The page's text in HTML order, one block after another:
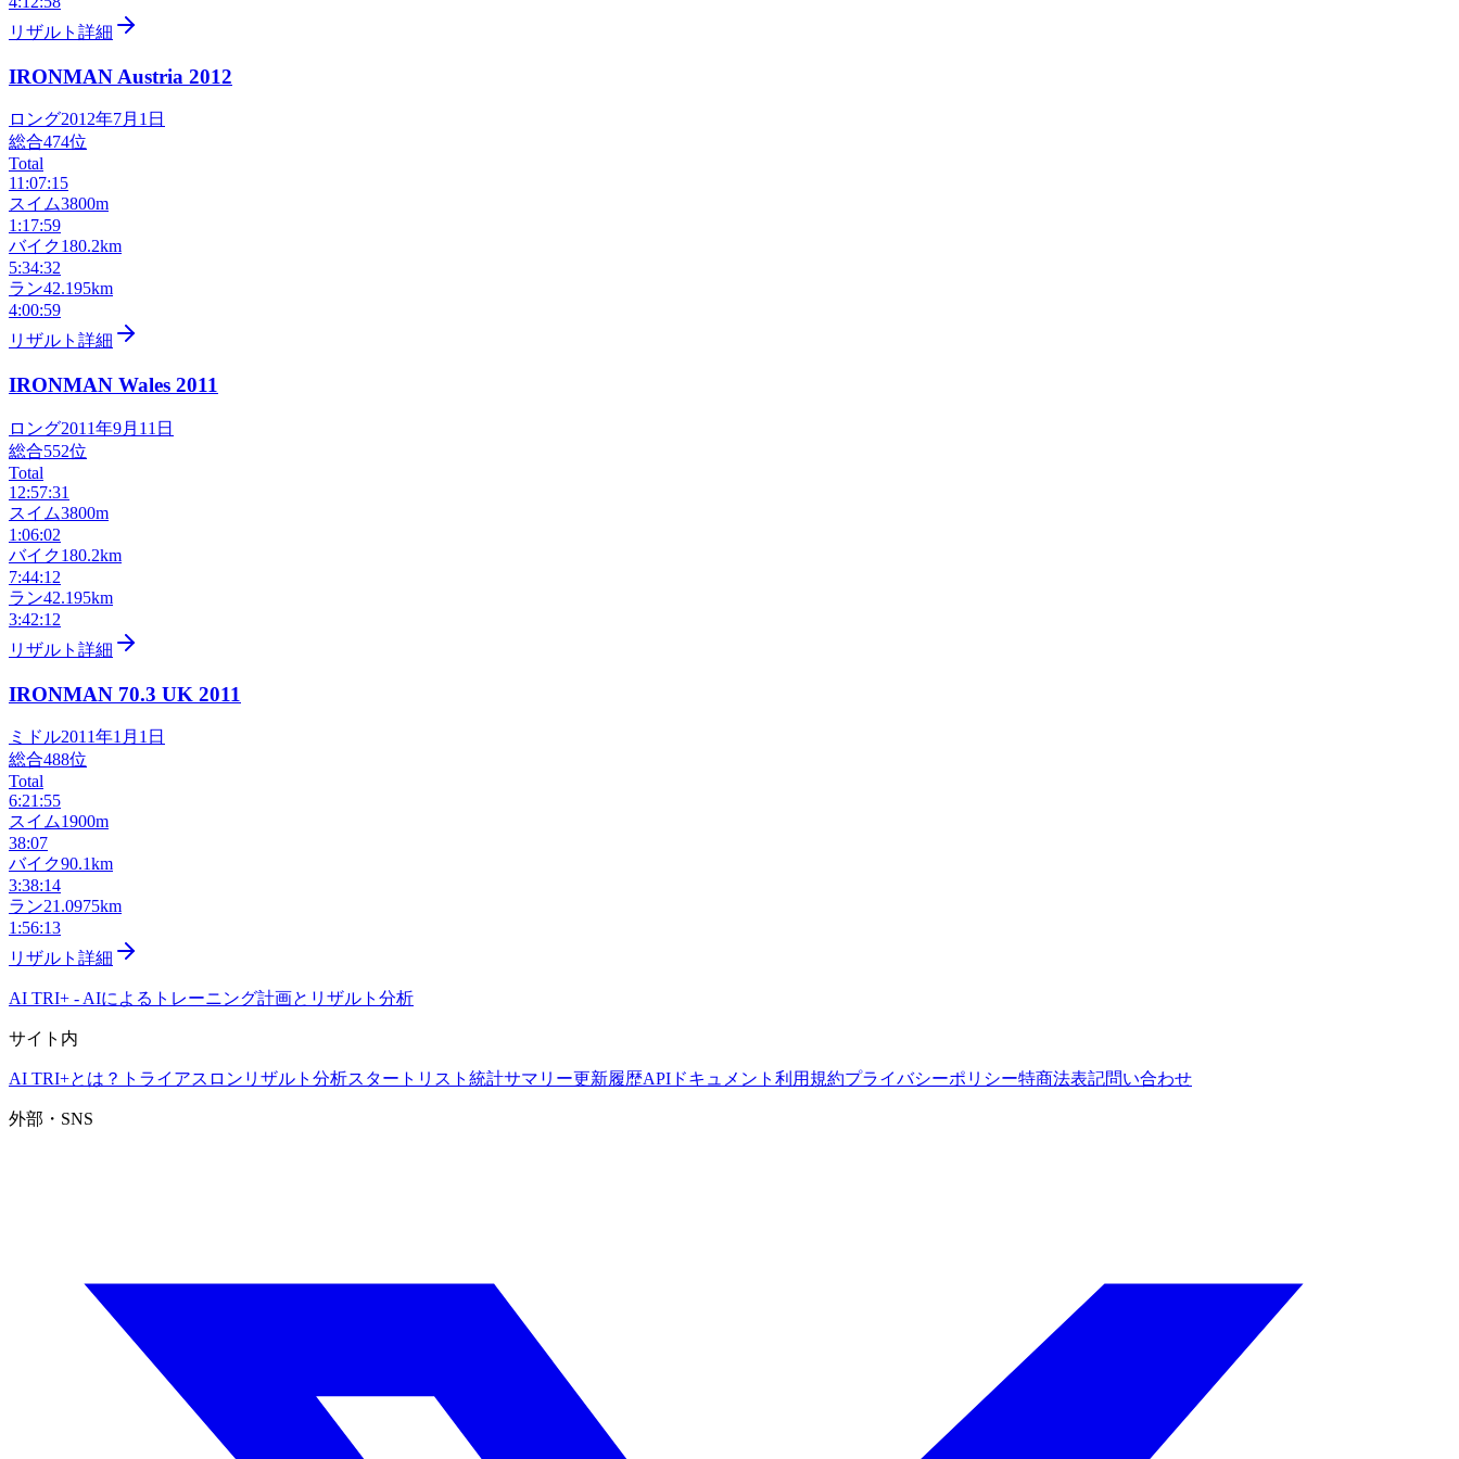
リザルト詳細
IRONMAN Austria 2012
ロング2012年7月1日
総合474位
Total
11:07:15
スイム3800m
1:17:59
バイク180.2km
5:34:32
ラン42.195km
4:00:59
リザルト詳細
IRONMAN Wales 2011
ロング2011年9月11日
総合552位
Total
12:57:31
スイム3800m
1:06:02
バイク180.2km
7:44:12
ラン42.195km
3:42:12
リザルト詳細
IRONMAN 70.3 UK 2011
ミドル2011年1月1日
総合488位
Total
6:21:55
スイム1900m
38:07
バイク90.1km
3:38:14
ラン21.0975km
1:56:13
リザルト詳細
AI TRI+ - AIによるトレーニング計画とリザルト分析
サイト内
AI TRI+とは？ トライアスロンリザルト分析スタートリスト 統計サマリー更新履歴APIドキュメント 利用規約プライバシーポリシー特商法表記問い合わせ
外部・SNS